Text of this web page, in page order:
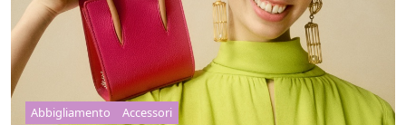
Abbigliamento Accessori